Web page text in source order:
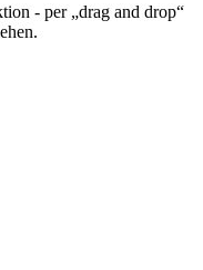
- per „drag and drop“